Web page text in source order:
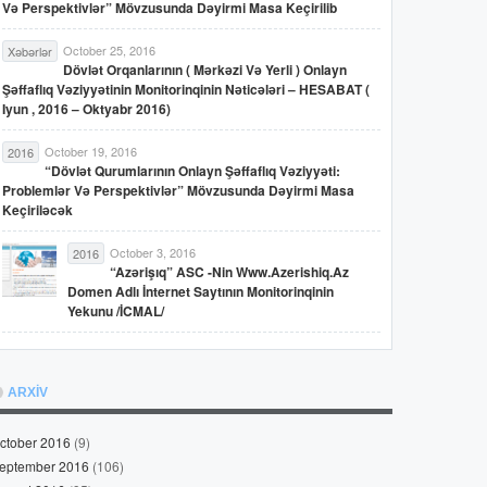
Və Perspektivlər” Mövzusunda Dəyirmi Masa Keçirilib
Xəbərlər October 25, 2016
Dövlət Orqanlarının ( Mərkəzi Və Yerli ) Onlayn
Şəffaflıq Vəziyyətinin Monitorinqinin Nəticələri – HESABAT (
Iyun , 2016 – Oktyabr 2016)
2016 October 19, 2016
“Dövlət Qurumlarının Onlayn Şəffaflıq Vəziyyəti:
Problemlər Və Perspektivlər” Mövzusunda Dəyirmi Masa
Keçiriləcək
2016 October 3, 2016
“Azərişıq” ASC -nin Www.azerishiq.az
Domen Adlı İnternet Saytının Monitorinqinin
Yekunu /İCMAL/
ARXİV
2016 (9)
2016 (106)